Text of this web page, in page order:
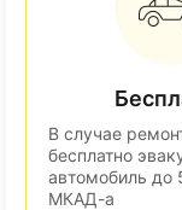
В случае
бесплатно
автомобиль до
МКАД-а